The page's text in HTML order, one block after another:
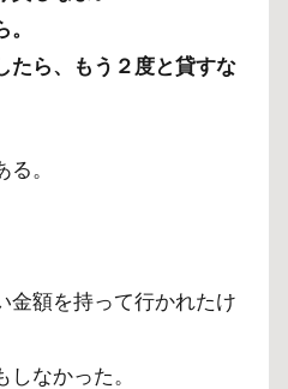
たら、もう２度と貸すな
。
金額を持って行かれたけ
なかった。